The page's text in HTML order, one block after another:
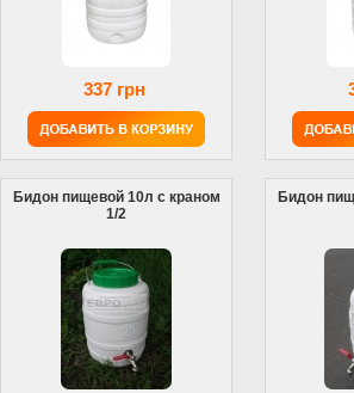
337 грн
Бидон пищевой 10л с краном
1/2
Бидон